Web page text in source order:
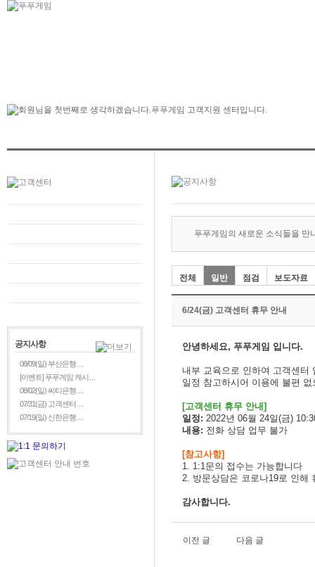
공지사항
08/09(일) 부산은행…
[이벤트] 푸푸게임 캐시…
08/02(일) 씨티은행…
07/31(금) 고객센터…
07/19(일) 신한은행…
푸푸게임의 새로운 소식들을 만
전체 일반 점검 보도자료
6/24(금) 고객센터 휴무 안내
안녕하세요, 푸푸게임 입니다.
내부 교육으로 인하여 고객센터
일정 참고하시어 이용에 불편
[고객센터 휴무 안내]
일정: 2022년 06월 24일(금)
내용: 전화 상담 업무 불가
[참고사항]
1. 1:1문의 접수는 가능합니다
2. 방문상담은 코로나19로 인해
감사합니다.
이전 글 다음 글